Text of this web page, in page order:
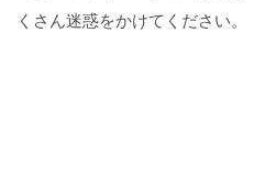
くさん迷惑をかけてください。